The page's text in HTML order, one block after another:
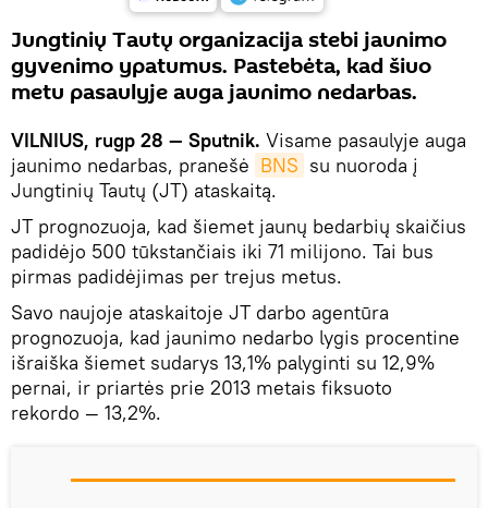
Jungtinių Tautų organizacija stebi jaunimo
gyvenimo ypatumus. Pastebėta, kad šiuo
metu pasaulyje auga jaunimo nedarbas.
VILNIUS, rugp 28 — Sputnik. Visame pasaulyje auga
jaunimo nedarbas, pranešė BNS su nuoroda į
Jungtinių Tautų (JT) ataskaitą.
JT prognozuoja, kad šiemet jaunų bedarbių skaičius
padidėjo 500 tūkstančiais iki 71 milijono. Tai bus
pirmas padidėjimas per trejus metus.
Savo naujoje ataskaitoje JT darbo agentūra
prognozuoja, kad jaunimo nedarbo lygis procentine
išraiška šiemet sudarys 13,1% palyginti su 12,9%
pernai, ir priartės prie 2013 metais fiksuoto
rekordo — 13,2%.